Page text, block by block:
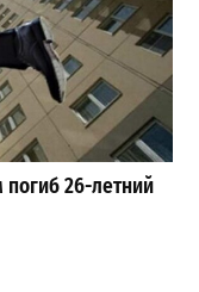
26-летний